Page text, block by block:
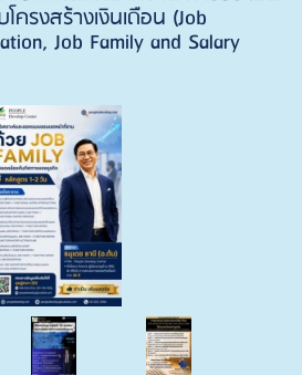
ครงสร้างเงินเดือน (Job
Job Family and Salary